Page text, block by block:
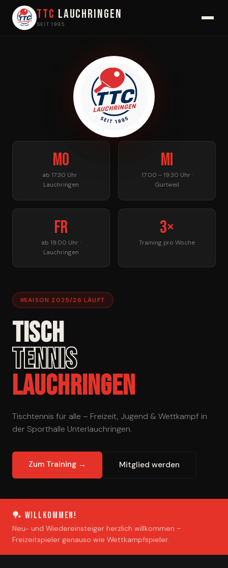
TTC Lauchringen
SEIT 1995
SAISON 2025/26 LÄUFT
TISCH
TENNIS
LAUCHRINGEN
Tischtennis für alle – Freizeit, Jugend & Wettkampf in
der Sporthalle Unterlauchringen.
Zum Training → Mitglied werden
Mo
ab 17:30 Uhr ·
Lauchringen
Mi
17:00 – 19:30 Uhr ·
Gurtweil
Fr
ab 19:00 Uhr ·
Lauchringen
3×
Training pro Woche
🏓 Willkommen!
Neu- und Wiedereinsteiger herzlich willkommen –
Freizeitspieler genauso wie Wettkampfspieler.